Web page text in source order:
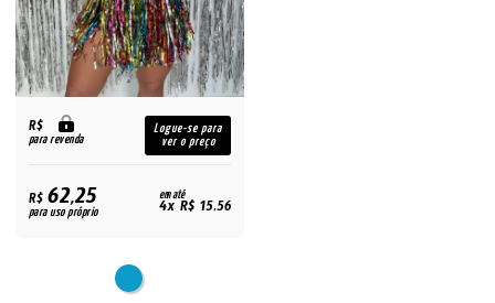
R$
para revenda
Logue-se para
ver o preço
R$62,25
para uso próprio
em até
4x R$ 15,56